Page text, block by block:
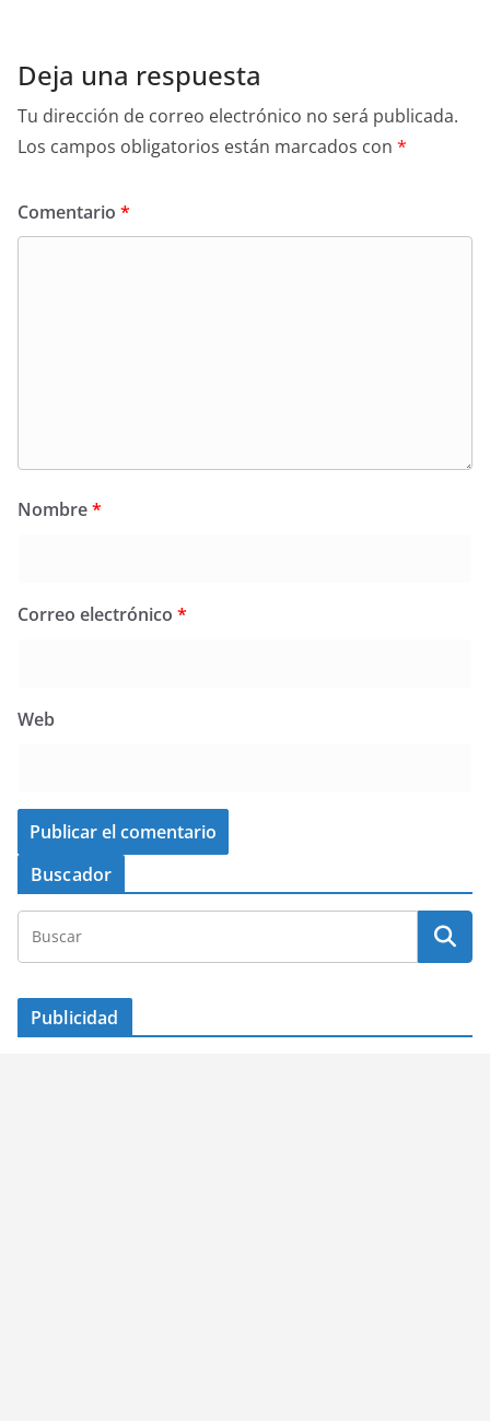
Deja una respuesta
Tu dirección de correo electrónico no será publicada.
Los campos obligatorios están marcados con *
Comentario *
Nombre*
Correo electrónico *
Web
Buscador
Publicidad